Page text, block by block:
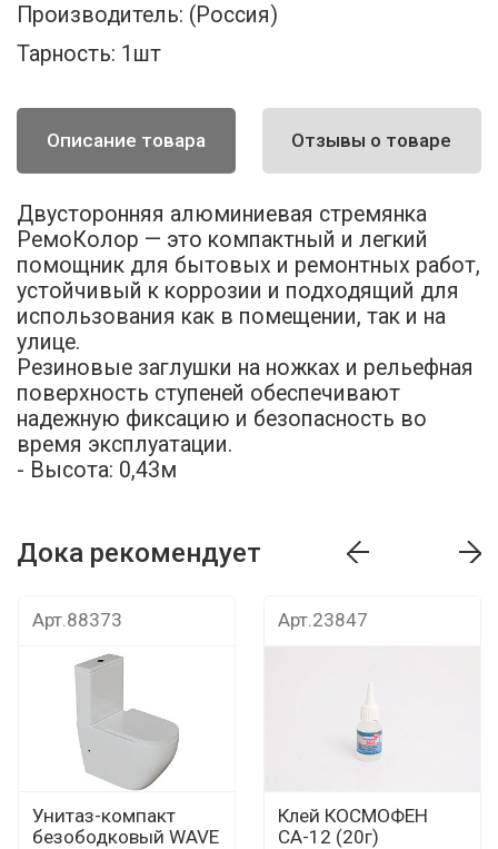
Производитель: (Россия)
Тарность: 1шт
Описание товара Отзывы о товаре
Двусторонняя алюминиевая стремянка
РемоКолор — это компактный и легкий
помощник для бытовых и ремонтных работ,
устойчивый к коррозии и подходящий для
использования как в помещении, так и на
улице.
Резиновые заглушки на ножках и рельефная
поверхность ступеней обеспечивают
надежную фиксацию и безопасность во
время эксплуатации.
- Высота: 0,43м
Дока рекомендует
Арт.88373
Унитаз-компакт
безободковый WAVE
Арт.23847
Клей КОСМОФЕН
СА-12 (20г)
Дока рекомендует Дока